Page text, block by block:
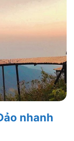
nhanh